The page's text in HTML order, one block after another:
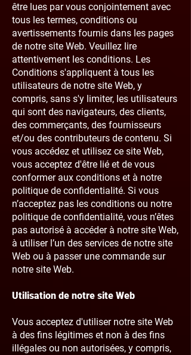
être lues par vous conjointement avec
tous les termes, conditions ou
avertissements fournis dans les pages
de notre site Web. Veuillez lire
attentivement les conditions. Les
Conditions s'appliquent à tous les
utilisateurs de notre site Web, y
compris, sans s'y limiter, les utilisateurs
qui sont des navigateurs, des clients,
des commerçants, des fournisseurs
et/ou des contributeurs de contenu. Si
vous accédez et utilisez ce site Web,
vous acceptez d'être lié et de vous
conformer aux conditions et à notre
politique de confidentialité. Si vous
n’acceptez pas les conditions ou notre
politique de confidentialité, vous n’êtes
pas autorisé à accéder à notre site Web,
à utiliser l’un des services de notre site
Web ou à passer une commande sur
notre site Web.
Utilisation de notre site Web
Vous acceptez d'utiliser notre site Web
à des fins légitimes et non à des fins
illégales ou non autorisées, y compris,